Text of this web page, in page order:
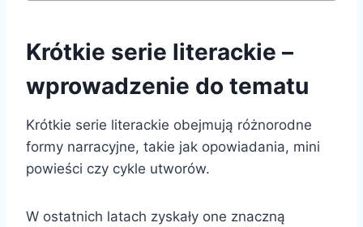
Krótkie serie literackie –
wprowadzenie do tematu
Krótkie serie literackie obejmują różnorodne
formy narracyjne, takie jak opowiadania, mini
powieści czy cykle utworów.
W ostatnich latach zyskały one znaczną